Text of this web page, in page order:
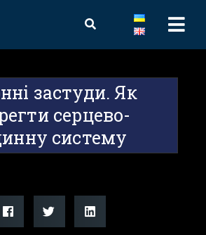
застуди. Як
серцево-
систему